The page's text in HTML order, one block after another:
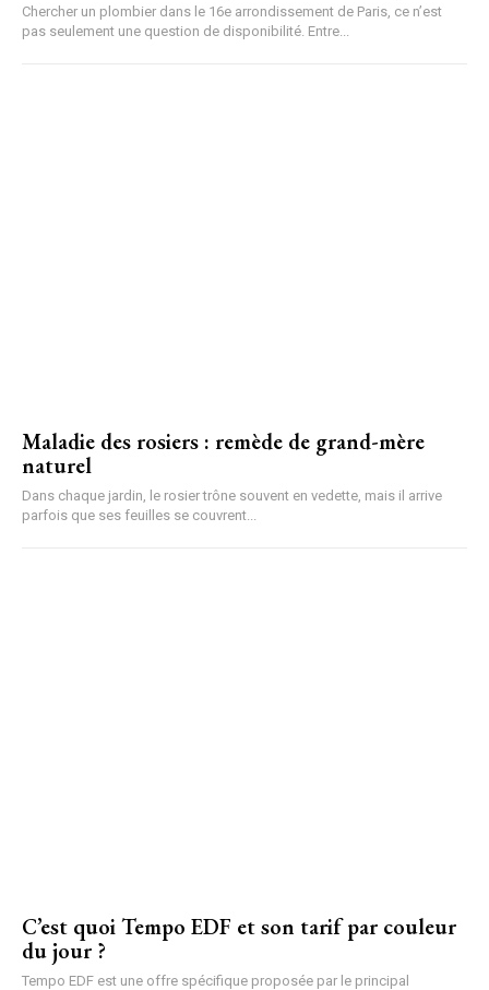
Chercher un plombier dans le 16e arrondissement de Paris, ce n’est
pas seulement une question de disponibilité. Entre...
Maladie des rosiers : remède de grand-mère
naturel
Dans chaque jardin, le rosier trône souvent en vedette, mais il arrive
parfois que ses feuilles se couvrent...
C’est quoi Tempo EDF et son tarif par couleur
du jour​ ?
Tempo EDF est une offre spécifique proposée par le principal